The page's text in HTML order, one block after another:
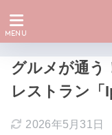
グルメが通う
レストラン「
2026年5月31日